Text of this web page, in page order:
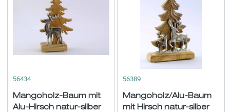
56434
Mangoholz-Baum mit
Alu-Hirsch natur-silber
56389
Mangoholz/Alu-Baum
mit Hirsch natur-silber